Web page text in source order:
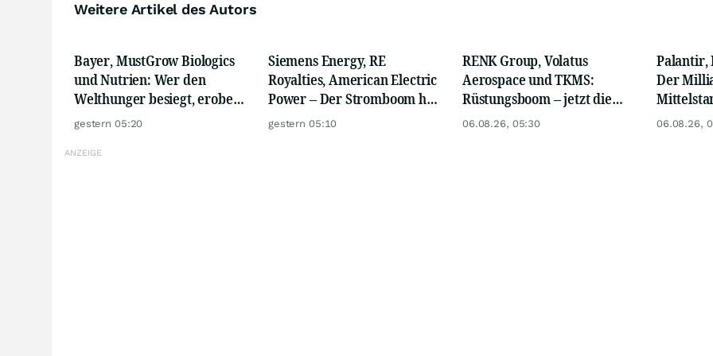
Weitere Artikel des Autors
Bayer, MustGrow Biologics
und Nutrien: Wer den
Welthunger besiegt, erobert
den Agrarmarkt
gestern 05:20
Siemens Energy, RE
Royalties, American Electric
Power – Der Stromboom hat
gerade erst begonnen
gestern 05:10
RENK Group, Volatus
Aerospace und TKMS:
Rüstungsboom – jetzt die
drei Hebel Land, Luft und
06.08.26, 05:30
Palantir,
Der
06.08.26,